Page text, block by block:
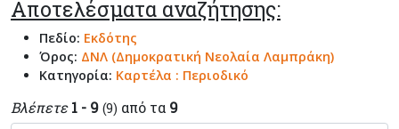
Αποτελέσματα αναζήτησης:
Πεδίο: Εκδότης
Όρος: ΔΝΛ (Δημοκρατική Νεολαία Λαμπράκη)
Κατηγορία: Καρτέλα : Περιοδικό
Βλέπετε 1 - 9 (9) από τα 9